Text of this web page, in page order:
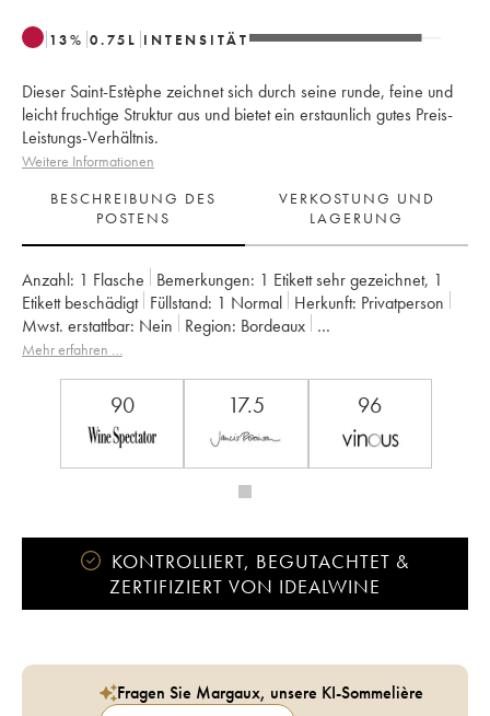
13% 0.75 L INTENSITÄT
Dieser Saint-Estèphe zeichnet sich durch seine runde, feine und
leicht fruchtige Struktur aus und bietet ein erstaunlich gutes Preis-
Leistungs-Verhältnis.
Weitere Informationen
BESCHREIBUNG DES
POSTENS
VERKOSTUNG UND
LAGERUNG
Anzahl: 1 Flasche Bemerkungen: 1 Etikett sehr gezeichnet, 1
Etikett beschädigt Füllstand: 1 Normal Herkunft:
privatperson
Mwst. erstattbar:
nein Region:
Bordeaux
Appellation: Saint-Estèphe
Basile Tesseron
Mehr erfahren …
90 17.5 96
KONTROLLIERT, BEGUTACHTET &
ZERTIFIZIERT VON IDEALWINE
Fragen Sie Margaux, unsere KI-Sommelière